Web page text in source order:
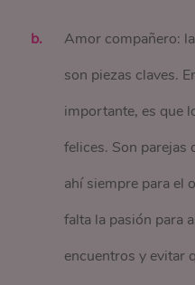
Amor compañero:
son piezas claves.
importante, es que
felices. Son parejas
ahí siempre para el
falta la pasión para
encuentros y evitar